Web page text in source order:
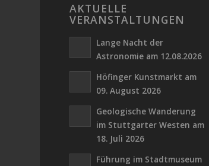
AKTUELLE
VERANSTALTUNGEN
Lange Nacht der
Astronomie am 12.08.2026
Höfinger Kunstmarkt am
09. August 2026
Geologische Wanderung
im Stuttgarter Westen am
18. Juli 2026
Führung im Stadtmuseum